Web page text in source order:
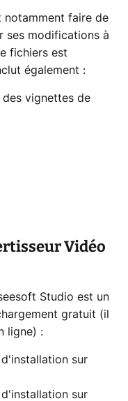
notamment faire de
ses modifications à
fichiers est
également :
vignettes de
Vidéo
Studio est un
gratuit (il
ligne) :
sur
sur